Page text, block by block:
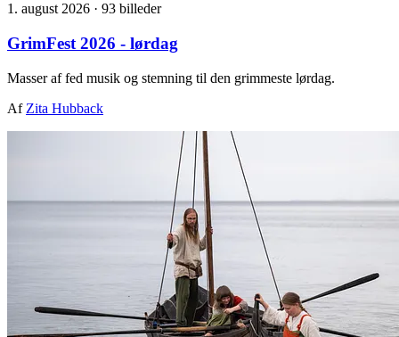
1. august 2026 · 93 billeder
GrimFest 2026 - lørdag
Masser af fed musik og stemning til den grimmeste lørdag.
Af Zita Hubback